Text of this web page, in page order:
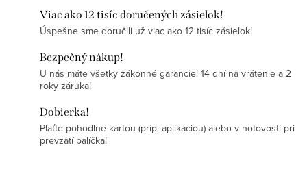
Viac ako 12 tisíc doručených zásielok!
Úspešne sme doručili už viac ako 12 tisíc zásielok!
Bezpečný nákup!
U nás máte všetky zákonné garancie! 14 dní na vrátenie a 2
roky záruka!
Dobierka!
Plaťte pohodlne kartou (príp. aplikáciou) alebo v hotovosti pri
prevzatí balíčka!